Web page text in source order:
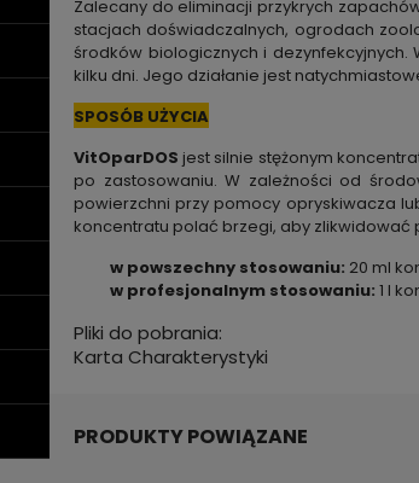
Zalecany do eliminacji przykrych
stacjach doświadczalnych, ogrodach
środków biologicznych i dezynfekcyjnych.
kilku dni. Jego działanie jest
SPOSÓB UŻYCIA
VitOparDOS jest silnie stężonym
po zastosowaniu. W zależności od
powierzchni przy pomocy opryskiwacza
koncentratu polać brzegi, aby
w powszechny stosowaniu: 20 ml
w profesjonalnym stosowaniu: 1 l
Pliki do pobrania:
Karta Charakterystyki
PRODUKTY POWIĄZANE